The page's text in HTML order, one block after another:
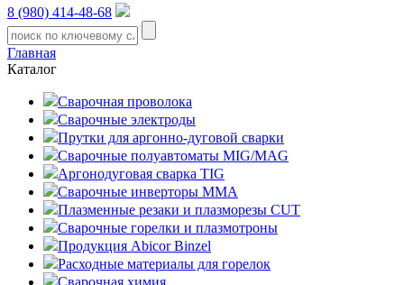
8 (980) 414-48-68
Главная
Каталог
Сварочная проволока
Сварочные электроды
Прутки для аргонно-дуговой сварки
Сварочные полуавтоматы MIG/MAG
Аргонодуговая сварка TIG
Сварочные инверторы MMA
Плазменные резаки и плазморезы CUT
Сварочные горелки и плазмотроны
Продукция Abicor Binzel
Расходные материалы для горелок
Сварочная химия